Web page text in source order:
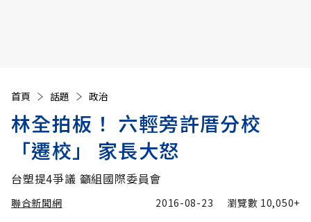
首頁 話題 政治
林全拍板！ 六輕旁許厝分校
「遷校」 家長大怒
台塑提4爭議 籲組國際委員會
聯合新聞網 2016-08-23 瀏覽數 10,050+